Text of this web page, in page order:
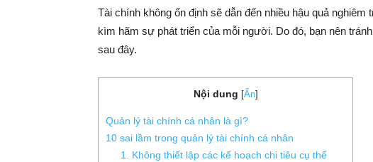
Tài chính không ổn định sẽ dẫn đến nhiều hậu quả
kìm hãm sự phát triển của mỗi người. Do đó, bạn nên
sau đây.
Nội dung [Ẩn]
Quản lý tài chính cá nhân là gì?
10 sai lầm trong quản lý tài chính cá nhân
1. Không thiết lập các kế hoạch chi tiêu cụ thể